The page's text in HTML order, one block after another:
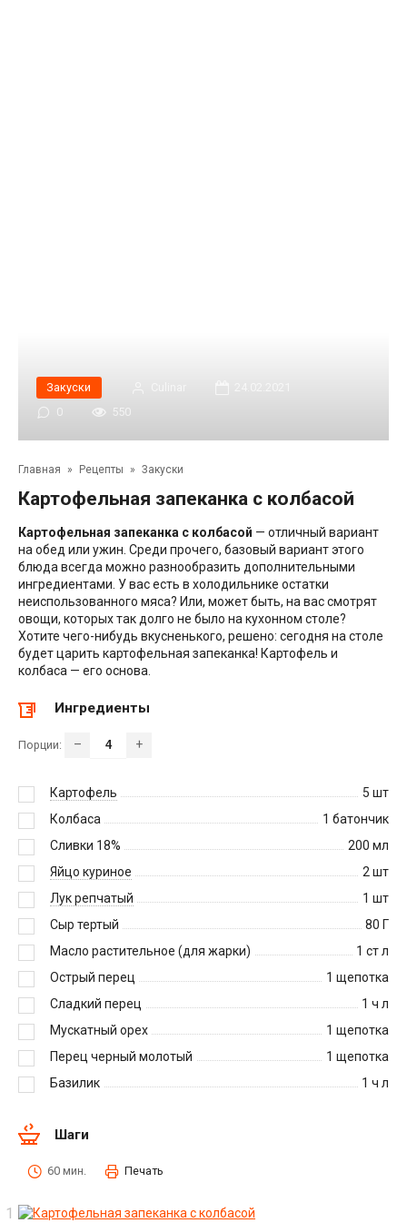
Закуски
0
550
Главная » Рецепты » Закуски
Картофельная запеканка с колбасой
Картофельная запеканка с колбасой — отличный вариант
на обед или ужин. Среди прочего, базовый вариант этого
блюда всегда можно разнообразить дополнительными
ингредиентами. У вас есть в холодильнике остатки
неиспользованного мяса? Или, может быть, на вас смотрят
овощи, которых так долго не было на кухонном столе?
Хотите чего-нибудь вкусненького, решено: сегодня на столе
будет царить картофельная запеканка! Картофель и
колбаса — его основа.
Ингредиенты
Порции: – +
Картофель 5 шт
Колбаса
1 батончик
Сливки 18%
200 мл
Яйцо куриное
2 шт
Лук репчатый
1 шт
Сыр тертый
80 Г
Масло растительное (для жарки)
1 ст л
Острый перец
1 щепотка
Сладкий перец
1 ч л
Мускатный орех
1 щепотка
Перец черный молотый
1 щепотка
Базилик
1 ч л
Шаги
60 мин. Печать